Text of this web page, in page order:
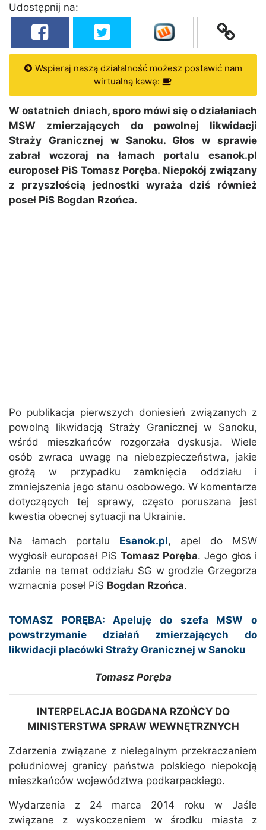
Udostępnij na:
Wspieraj naszą działalność możesz postawić nam
wirtualną kawę:
W ostatnich dniach, sporo mówi się o działaniach
MSW zmierzających do powolnej likwidacji
Straży Granicznej w Sanoku. Głos w sprawie
zabrał wczoraj na łamach portalu esanok.pl
europoseł PiS Tomasz Poręba. Niepokój związany
z przyszłością jednostki wyraża dziś również
poseł PiS Bogdan Rzońca.
Po publikacja pierwszych doniesień związanych z
powolną likwidacją Straży Granicznej w Sanoku,
wśród mieszkańców rozgorzała dyskusja. Wiele
osób zwraca uwagę na niebezpieczeństwa, jakie
grożą w przypadku zamknięcia oddziału i
zmniejszenia jego stanu osobowego. W komentarze
dotyczących tej sprawy, często poruszana jest
kwestia obecnej sytuacji na Ukrainie.
Na łamach portalu Esanok.pl, apel do MSW
wygłosił europoseł PiS Tomasz Poręba. Jego głos i
zdanie na temat oddziału SG w grodzie Grzegorza
wzmacnia poseł PiS Bogdan Rzońca.
TOMASZ PORĘBA: Apeluję do szefa MSW o
powstrzymanie działań zmierzających do
likwidacji placówki Straży Granicznej w Sanoku
Tomasz Poręba
INTERPELACJA BOGDANA RZOŃCY DO
MINISTERSTWA SPRAW WEWNĘTRZNYCH
Zdarzenia związane z nielegalnym przekraczaniem
południowej granicy państwa polskiego niepokoją
mieszkańców województwa podkarpackiego.
Wydarzenia z 24 marca 2014 roku w Jaśle
związane z wyskoczeniem w środku miasta z